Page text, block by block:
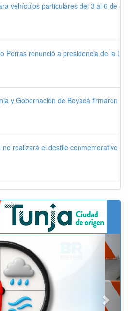
vehículos particulares del 3 al 6 de
Porras renunció a presidencia de la
y Gobernación de Boyacá firmaron
no realizará el desfile conmemorativo
Next